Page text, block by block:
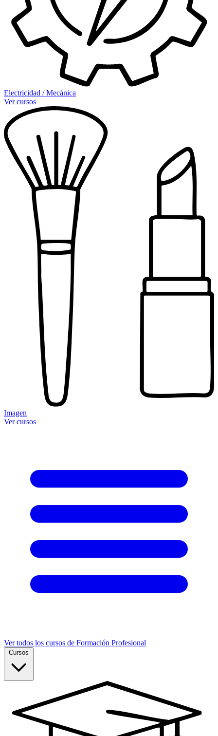
Electricidad / Mecánica
Ver cursos
Imagen
Ver cursos
Ver todos los cursos de Formación Profesional
Cursos